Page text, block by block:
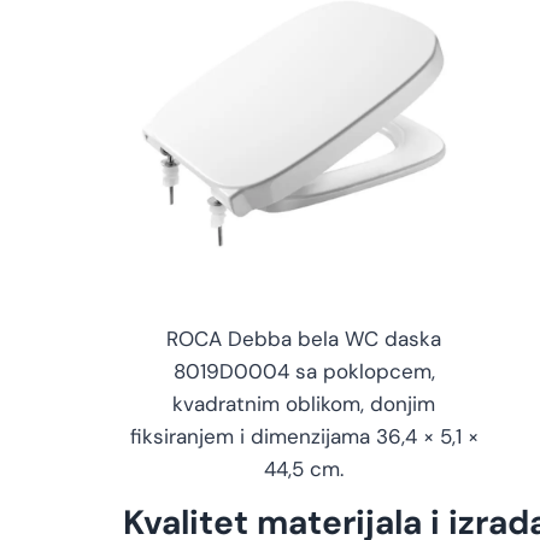
ROCA Debba bela WC daska
8019D0004 sa poklopcem,
kvadratnim oblikom, donjim
fiksiranjem i dimenzijama 36,4 × 5,1 ×
44,5 cm.
Kvalitet materijala i